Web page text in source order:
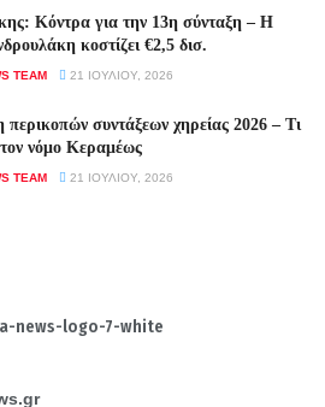
Κόντρα για την 13η σύνταξη – Η
κοστίζει €2,5 δισ.
TEAM 21 ΙΟΥΛΊΟΥ, 2026
συντάξεων χηρείας 2026 – Τι
νόμο Κεραμέως
TEAM 21 ΙΟΥΛΊΟΥ, 2026